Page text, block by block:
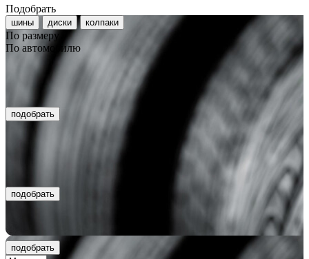
Подобрать
шины диски колпаки
По размеру
По автомобилю
подобрать
подобрать
подобрать